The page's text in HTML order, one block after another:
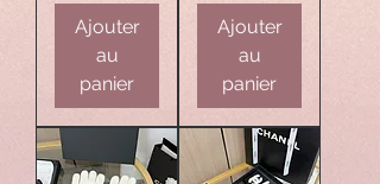
Ajouter
au
panier
Ajouter
au
panier